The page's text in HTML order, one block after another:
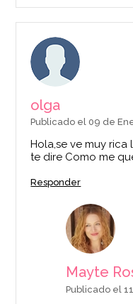
olga
Publicado el 09 de
Hola,se ve muy
te dire Como me
Responder
Mayte
Publicado el